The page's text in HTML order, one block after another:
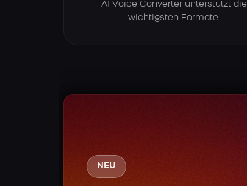
AI Voice Converter unterstützt die
wichtigsten Formate.
NEU